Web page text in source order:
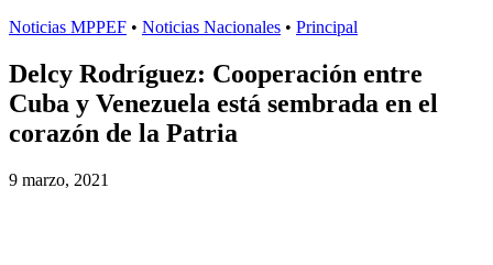
Noticias MPPEF • Noticias Nacionales • Principal
Delcy Rodríguez: Cooperación entre
Cuba y Venezuela está sembrada en el
corazón de la Patria
9 marzo, 2021